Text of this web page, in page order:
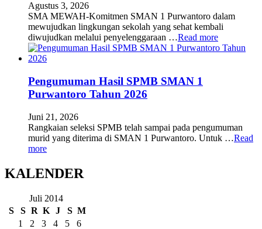
Agustus 3, 2026
SMA MEWAH-Komitmen SMAN 1 Purwantoro dalam
mewujudkan lingkungan sekolah yang sehat kembali
diwujudkan melalui penyelenggaraan …Read more
Pengumuman Hasil SPMB SMAN 1
Purwantoro Tahun 2026
Juni 21, 2026
Rangkaian seleksi SPMB telah sampai pada pengumuman
murid yang diterima di SMAN 1 Purwantoro. Untuk …Read
more
KALENDER
Juli 2014
S
S R K J S M
1
2 3 4 5
6